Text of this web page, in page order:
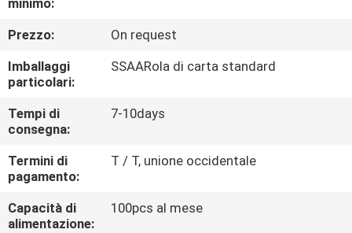
DI
CONTATTICI
RICHIEDA
UNA
CITAZIONE
minimo:
Prezzo:
On request
Imballaggi
particolari:
SSAARola di carta standard
Tempi di
consegna:
7-10days
Termini di
pagamento:
T / T, unione occidentale
Capacità di
alimentazione:
100pcs al mese